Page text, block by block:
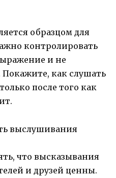
образцом для
контролировать
и не
Покажите, как слушать
после того как
выслушивания
что высказывания
и друзей ценны.